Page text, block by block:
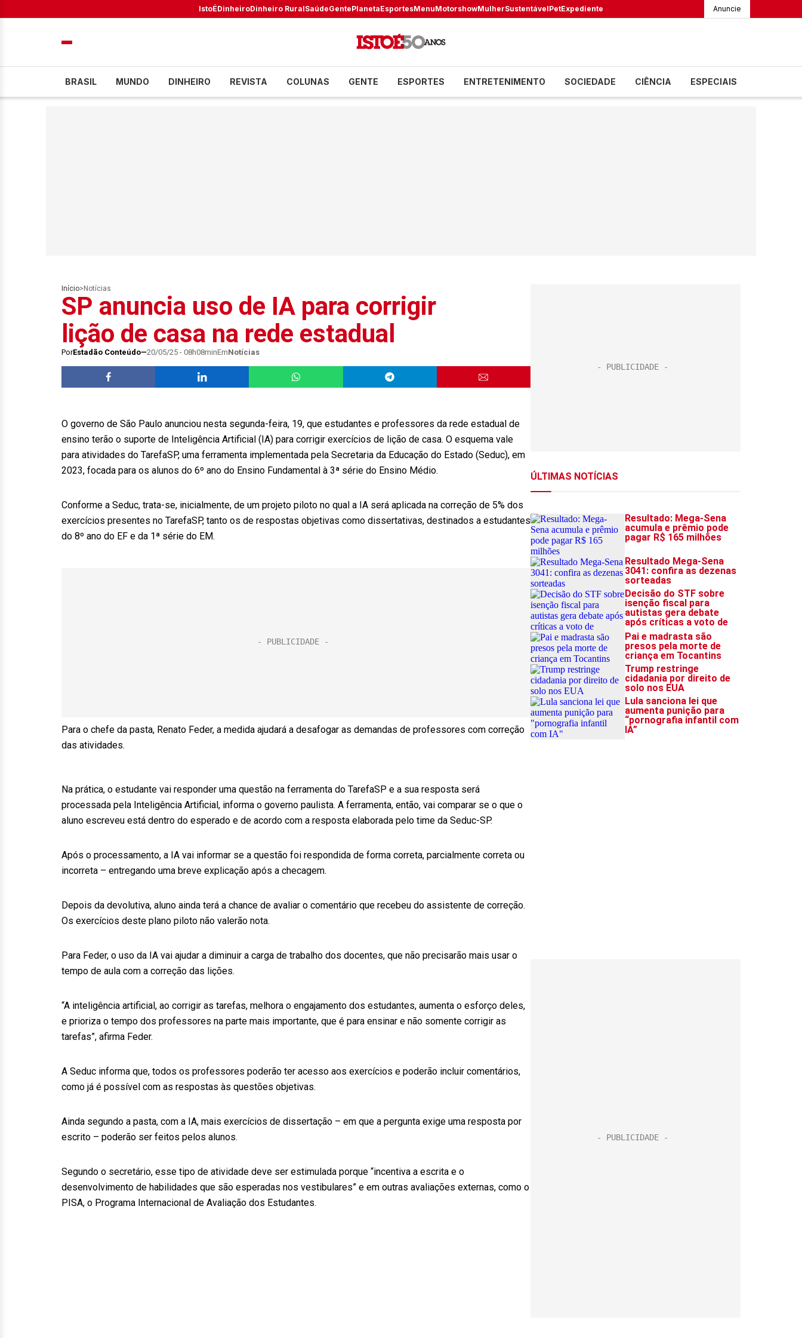
IstoÉDinheiroDinheiro RuralSaúdeGentePlanetaEsportesMenuMotorshowMulherSustentávelPetExpediente Anuncie
BRASIL MUNDO DINHEIRO REVISTA COLUNAS GENTE ESPORTES ENTRETENIMENTO SOCIEDADE CIÊNCIA ESPECIAIS
Início> Notícias
SP anuncia uso de IA para corrigir
lição de casa na rede estadual
PorEstadão Conteúdo 20/05/25 - 08h08minEmNotícias
O governo de São Paulo anunciou nesta segunda-feira, 19, que estudantes e professores da rede estadual de
ensino terão o suporte de Inteligência Artificial (IA) para corrigir exercícios de lição de casa. O esquema vale
para atividades do TarefaSP, uma ferramenta implementada pela Secretaria da Educação do Estado (Seduc), em
2023, focada para os alunos do 6º ano do Ensino Fundamental à 3ª série do Ensino Médio.
Conforme a Seduc, trata-se, inicialmente, de um projeto piloto no qual a IA será aplicada na correção de 5% dos
exercícios presentes no TarefaSP, tanto os de respostas objetivas como dissertativas, destinados a estudantes
do 8º ano do EF e da 1ª série do EM.
Para o chefe da pasta, Renato Feder, a medida ajudará a desafogar as demandas de professores com correção
das atividades.
Na prática, o estudante vai responder uma questão na ferramenta do TarefaSP e a sua resposta será
processada pela Inteligência Artificial, informa o governo paulista. A ferramenta, então, vai comparar se o que o
aluno escreveu está dentro do esperado e de acordo com a resposta elaborada pelo time da Seduc-SP.
Após o processamento, a IA vai informar se a questão foi respondida de forma correta, parcialmente correta ou
incorreta – entregando uma breve explicação após a checagem.
Depois da devolutiva, aluno ainda terá a chance de avaliar o comentário que recebeu do assistente de correção.
Os exercícios deste plano piloto não valerão nota.
Para Feder, o uso da IA vai ajudar a diminuir a carga de trabalho dos docentes, que não precisarão mais usar o
tempo de aula com a correção das lições.
“A inteligência artificial, ao corrigir as tarefas, melhora o engajamento dos estudantes, aumenta o esforço deles,
e prioriza o tempo dos professores na parte mais importante, que é para ensinar e não somente corrigir as
tarefas”, afirma Feder.
A Seduc informa que, todos os professores poderão ter acesso aos exercícios e poderão incluir comentários,
como já é possível com as respostas às questões objetivas.
Ainda segundo a pasta, com a IA, mais exercícios de dissertação – em que a pergunta exige uma resposta por
escrito – poderão ser feitos pelos alunos.
Segundo o secretário, esse tipo de atividade deve ser estimulada porque “incentiva a escrita e o
desenvolvimento de habilidades que são esperadas nos vestibulares” e em outras avaliações externas, como o
PISA, o Programa Internacional de Avaliação dos Estudantes.